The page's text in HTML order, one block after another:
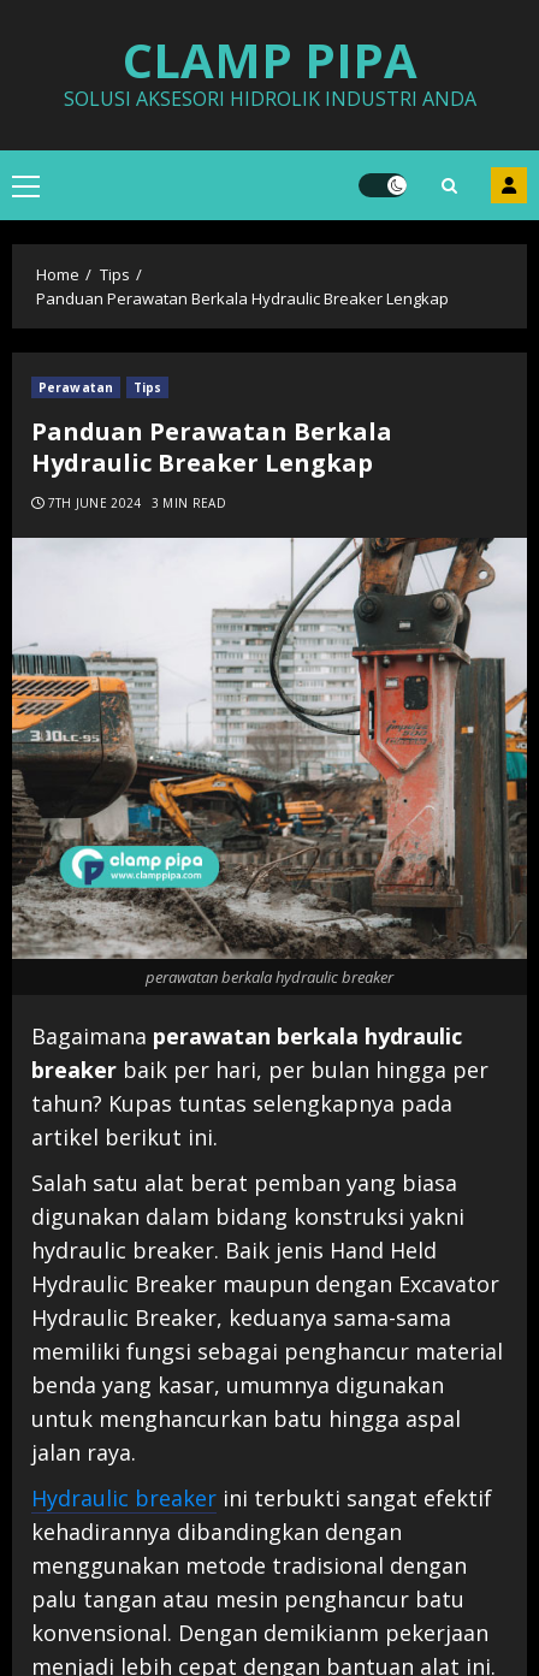
CLAMP PIPA
SOLUSI AKSESORI HIDROLIK INDUSTRI ANDA
Primary
Menu
Home
Tips
Panduan Perawatan Berkala Hydraulic Breaker Lengkap
Perawatan Tips
Panduan Perawatan Berkala
Hydraulic Breaker Lengkap
7TH JUNE 2024 3 MIN READ
perawatan berkala hydraulic breaker
Bagaimana perawatan berkala hydraulic
breaker baik per hari, per bulan hingga per
tahun? Kupas tuntas selengkapnya pada
artikel berikut ini.
Salah satu alat berat pemban yang biasa
digunakan dalam bidang konstruksi yakni
hydraulic breaker. Baik jenis Hand Held
Hydraulic Breaker maupun dengan Excavator
Hydraulic Breaker, keduanya sama-sama
memiliki fungsi sebagai penghancur material
benda yang kasar, umumnya digunakan
untuk menghancurkan batu hingga aspal
jalan raya.
Hydraulic breaker ini terbukti sangat efektif
kehadirannya dibandingkan dengan
menggunakan metode tradisional dengan
palu tangan atau mesin penghancur batu
konvensional. Dengan demikianm pekerjaan
menjadi lebih cepat dengan bantuan alat ini.